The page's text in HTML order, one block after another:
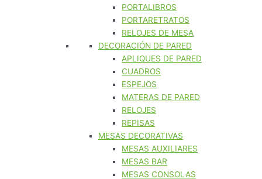
PORTALIBROS
PORTARETRATOS
RELOJES DE MESA
DECORACIÓN DE PARED
APLIQUES DE PARED
CUADROS
ESPEJOS
MATERAS DE PARED
RELOJES
REPISAS
MESAS DECORATIVAS
MESAS AUXILIARES
MESAS BAR
MESAS CONSOLAS